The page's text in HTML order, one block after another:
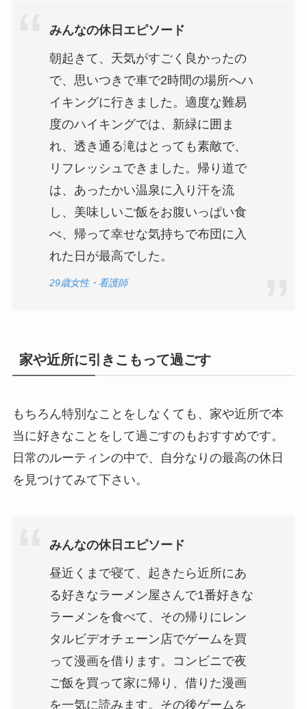
みんなの休日エピソード
朝起きて、天気がすごく良かったの
で、思いつきで車で2時間の場所へハ
イキングに行きました。適度な難易
度のハイキングでは、新緑に囲ま
れ、透き通る滝はとっても素敵で、
リフレッシュできました。帰り道で
は、あったかい温泉に入り汗を流
し、美味しいご飯をお腹いっぱい食
べ、帰って幸せな気持ちで布団に入
れた日が最高でした。
29歳女性・看護師
家や近所に引きこもって過ごす
もちろん特別なことをしなくても、家や近所で本
当に好きなことをして過ごすのもおすすめです。
日常のルーティンの中で、自分なりの最高の休日
を見つけてみて下さい。
みんなの休日エピソード
昼近くまで寝て、起きたら近所にあ
る好きなラーメン屋さんで1番好きな
ラーメンを食べて、その帰りにレン
タルビデオチェーン店でゲームを買
って漫画を借ります。コンビニで夜
ご飯を買って家に帰り、借りた漫画
を一気に読みます。その後ゲームを